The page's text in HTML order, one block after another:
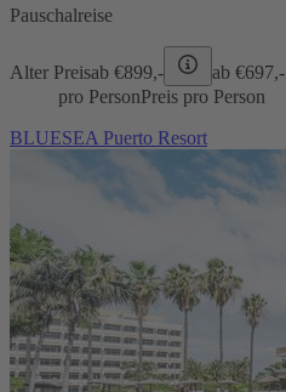
Pauschalreise
Alter Preisab €899,- ab €697,-
pro PersonPreis pro Person
BLUESEA Puerto Resort